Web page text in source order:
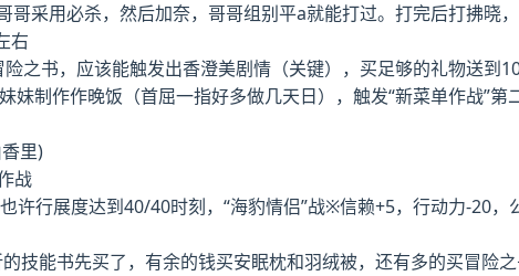
哥采用必杀，然后加奈，哥哥组别平a就能打过。打完后打拂
右
之书，应该能触发出香澄美剧情（关键），买足够的礼物送到
妹制作作晚饭（首屈一指好多做几天日），触发“新菜单作战”
里)
战
许行展度达到40/40时刻，“海豹情侣”战※信赖+5，行动力-20
技能书先买了，有余的钱买安眠枕和羽绒被，还有多的买冒险